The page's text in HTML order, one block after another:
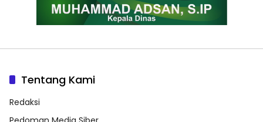
Redaksi